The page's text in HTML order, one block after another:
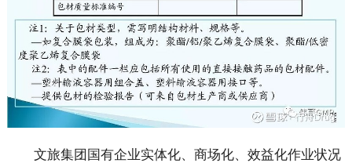
文旅集团国有企业实体化、商场化、效益化作业状况